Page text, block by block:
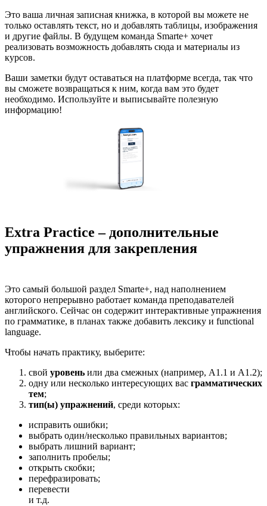
Это ваша личная записная книжка, в которой вы можете не
только оставлять текст, но и добавлять таблицы, изображения
и другие файлы. В будущем команда Smarte+ хочет
реализовать возможность добавлять сюда и материалы из
курсов.
Ваши заметки будут оставаться на платформе всегда, так что
вы сможете возвращаться к ним, когда вам это будет
необходимо. Используйте и выписывайте полезную
информацию!
Extra Practice – дополнительные
упражнения для закрепления
Это самый большой раздел Smarte+, над наполнением
которого непрерывно работает команда преподавателей
английского. Сейчас он содержит интерактивные упражнения
по грамматике, в планах также добавить лексику и functional
language.
Чтобы начать практику, выберите:
свой уровень или два смежных (например, A1.1 и A1.2);
одну или несколько интересующих вас грамматических
тем;
тип(ы) упражнений, среди которых:
исправить ошибки;
выбрать один/несколько правильных вариантов;
выбрать лишний вариант;
заполнить пробелы;
открыть скобки;
перефразировать;
перевести
и т.д.